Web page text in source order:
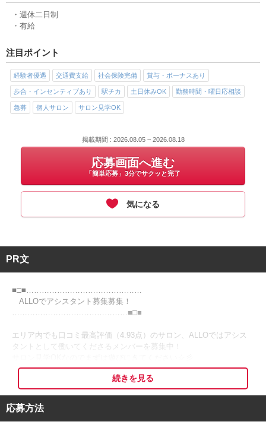
・週休二日制
・有給
注目ポイント
経験者優遇 交通費支給 社会保険完備 賞与・ボーナスあり
歩合・インセンティブあり 駅チカ 土日休みOK 勤務時間・曜日応相談
急募 個人サロン サロン見学OK
掲載期間 : 2026.08.05 ~ 2026.08.18
応募画面へ進む
「簡単応募」3分でサクッと完了
気になる
PR文
■□■………………………………………
ALLOでアシスタント募集募集！
………………………………………■□■
エリア内でも口コミ最高評価（4.93点）のサロン、ALLOではアシス
タントとして働いてくださるメンバーを募集中！
°˖✧ 自分のなりたい美容師像を叶えられる ˖✧˖°
当サロンでは、あなたの「なりたい美容師像」「理想の働き方」を最
続きを見る
応募方法